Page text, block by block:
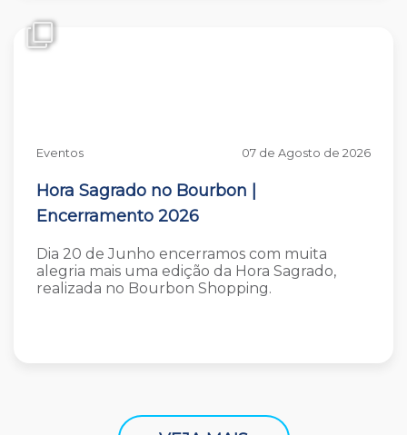
Eventos 07 de Agosto de 2026
Hora Sagrado no Bourbon |
Encerramento 2026
Dia 20 de Junho encerramos com muita
alegria mais uma edição da Hora Sagrado,
realizada no Bourbon Shopping.